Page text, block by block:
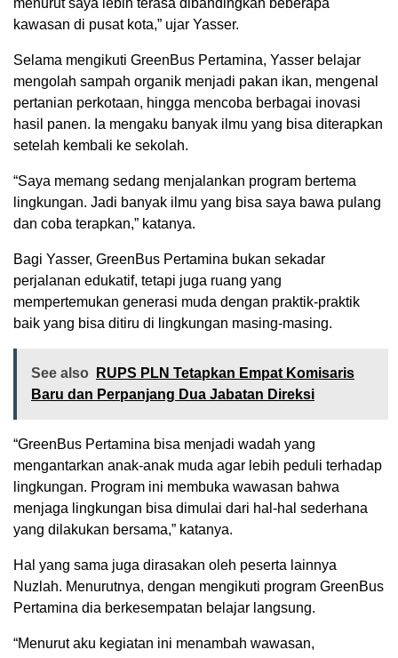
kawasan di pusat kota,” ujar Yasser.
Selama mengikuti GreenBus Pertamina, Yasser belajar
mengolah sampah organik menjadi pakan ikan, mengenal
pertanian perkotaan, hingga mencoba berbagai inovasi
hasil panen. Ia mengaku banyak ilmu yang bisa diterapkan
setelah kembali ke sekolah.
“Saya memang sedang menjalankan program bertema
lingkungan. Jadi banyak ilmu yang bisa saya bawa pulang
dan coba terapkan,” katanya.
Bagi Yasser, GreenBus Pertamina bukan sekadar
perjalanan edukatif, tetapi juga ruang yang
mempertemukan generasi muda dengan praktik-praktik
baik yang bisa ditiru di lingkungan masing-masing.
See also
RUPS PLN Tetapkan Empat Komisaris
Baru dan Perpanjang Dua Jabatan Direksi
“GreenBus Pertamina bisa menjadi wadah yang
mengantarkan anak-anak muda agar lebih peduli terhadap
lingkungan. Program ini membuka wawasan bahwa
menjaga lingkungan bisa dimulai dari hal-hal sederhana
yang dilakukan bersama,” katanya.
Hal yang sama juga dirasakan oleh peserta lainnya
Nuzlah. Menurutnya, dengan mengikuti program GreenBus
Pertamina dia berkesempatan belajar langsung.
“Menurut aku kegiatan ini menambah wawasan,